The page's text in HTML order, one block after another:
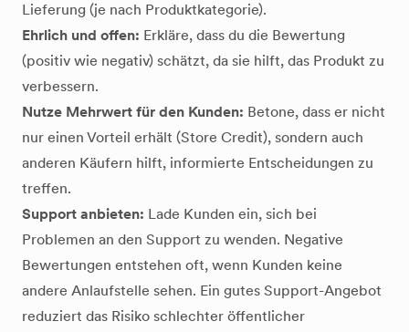
Lieferung (je nach Produktkategorie).
Ehrlich und offen: Erkläre, dass du die Bewertung
(positiv wie negativ) schätzt, da sie hilft, das Produkt zu
verbessern.
Nutze Mehrwert für den Kunden: Betone, dass er nicht
nur einen Vorteil erhält (Store Credit), sondern auch
anderen Käufern hilft, informierte Entscheidungen zu
treffen.
Support anbieten: Lade Kunden ein, sich bei
Problemen an den Support zu wenden. Negative
Bewertungen entstehen oft, wenn Kunden keine
andere Anlaufstelle sehen. Ein gutes Support-Angebot
reduziert das Risiko schlechter öffentlicher